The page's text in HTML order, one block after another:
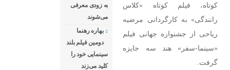
گرفت. این جشنواره
که در ۲ بخش آماتور
و حرفه‌ای برگزار
کوتاه، فیلم کوتاه «کلاس
رانندگی» به کارگردانی مرضیه
ریاحی از جشنواره جهانی فیلم
«سینما-سفر» هند سه جایزه
گرفت.
به زودی معرفی
می‌شوند
بهاره رهنما
دومین فیلم بلند
سینمایی خود را
کلید می‌زند